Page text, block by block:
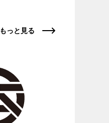
もっと見る